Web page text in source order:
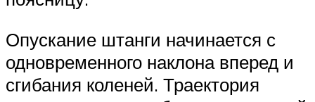
Опускание штанги начинается с
одновременного наклона вперед и
сгибания коленей. Траектория